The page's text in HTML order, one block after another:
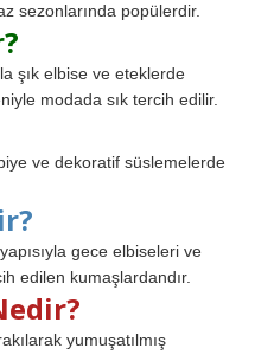
sezonlarında popülerdir.
şık elbise ve eteklerde
modada sık tercih edilir.
ve dekoratif süslemelerde
gece elbiseleri ve
edilen kumaşlardandır.
yumuşatılmış